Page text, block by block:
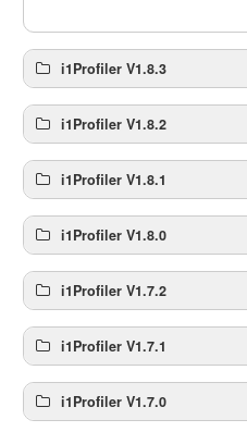
i1Profiler V1.8.3
i1Profiler V1.8.2
i1Profiler V1.8.1
i1Profiler V1.8.0
i1Profiler V1.7.2
i1Profiler V1.7.1
i1Profiler V1.7.0